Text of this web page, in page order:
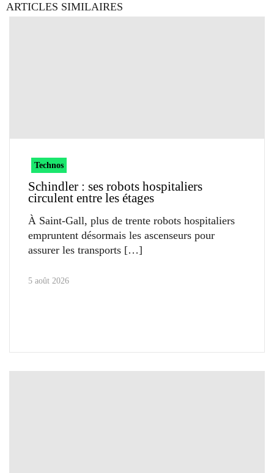
ARTICLES SIMILAIRES
Technos
Schindler : ses robots hospitaliers
circulent entre les étages
À Saint-Gall, plus de trente robots hospitaliers
empruntent désormais les ascenseurs pour
assurer les transports
5 août 2026